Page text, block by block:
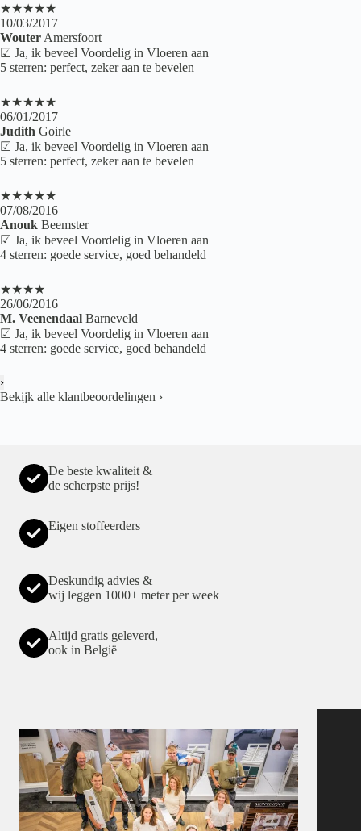
★★★★★
10/03/2017
Wouter Amersfoort
☑ Ja, ik beveel Voordelig in Vloeren aan
5 sterren: perfect, zeker aan te bevelen
★★★★★
06/01/2017
Judith Goirle
☑ Ja, ik beveel Voordelig in Vloeren aan
5 sterren: perfect, zeker aan te bevelen
★★★★★
07/08/2016
Anouk Beemster
☑ Ja, ik beveel Voordelig in Vloeren aan
4 sterren: goede service, goed behandeld
★★★★
26/06/2016
M. Veenendaal Barneveld
☑ Ja, ik beveel Voordelig in Vloeren aan
4 sterren: goede service, goed behandeld
›
Bekijk alle klantbeoordelingen ›
De beste kwaliteit &
de scherpste prijs!
Eigen stoffeerders
Deskundig advies &
wij leggen 1000+ meter per week
Altijd gratis geleverd,
ook in België